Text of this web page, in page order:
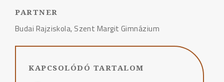
PARTNER
Budai Rajziskola, Szent Margit Gimnázium
KAPCSOLÓDÓ TARTALOM